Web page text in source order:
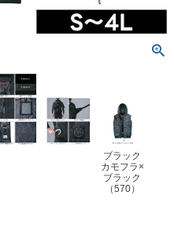
ブラック
カモフラ×
ブラック
（570）